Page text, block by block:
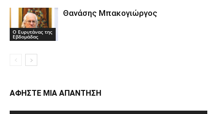
Ο Ευρυτάνας της
Εβδομάδας
Θανάσης Μπακογιώργος
ΑΦΗΣΤΕ ΜΙΑ ΑΠΑΝΤΗΣΗ